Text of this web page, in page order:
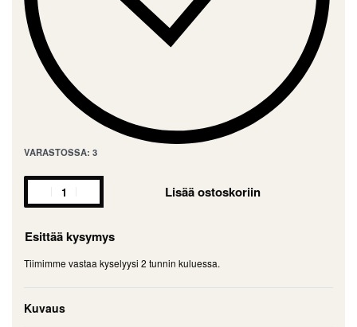
VARASTOSSA: 3
Lisää ostoskoriin
Esittää kysymys
Tiimimme vastaa kyselyysi 2 tunnin kuluessa.
Kuvaus